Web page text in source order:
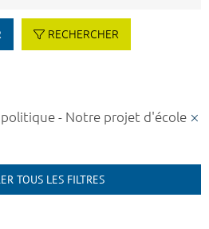
RECHERCHER
- Notre projet d'école
TOUS LES FILTRES